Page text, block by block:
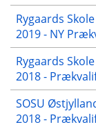
Rygaards
2019 - NY
Rygaards
2018 -
SOSU
2018 -